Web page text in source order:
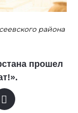
района
прошел